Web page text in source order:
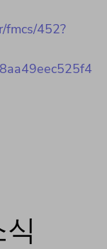
fmcs/452?